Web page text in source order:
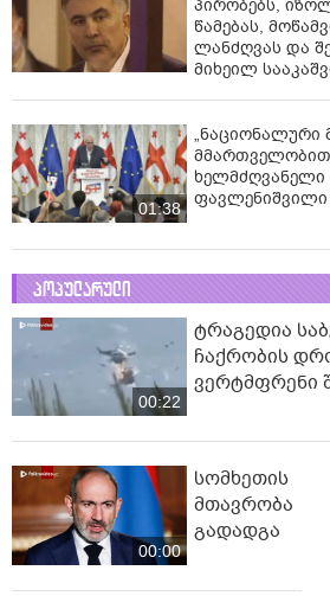
პირობებს,
წამებას,
ლანძღვას და
მიხეილ
01:38
„ნაციონალური
ფავლენიშვილი
პოპულარული
00:22
ტრაგედია
ჩაქრობის
ვერტმფრენი
00:00
სომხეთის
მთავრობა
გადადგა